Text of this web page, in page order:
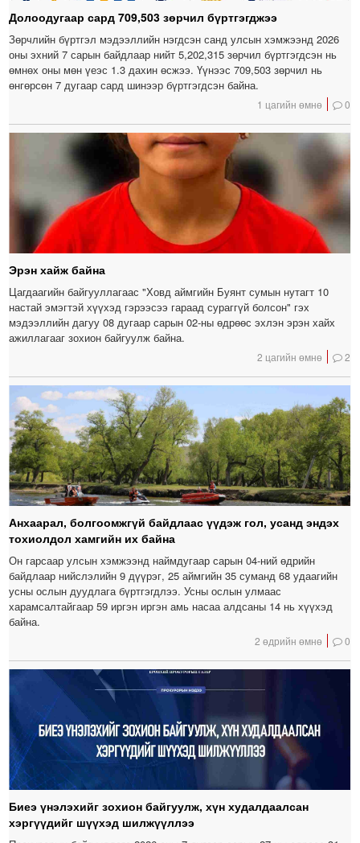
Долоодугаар сард 709,503 зөрчил бүртгэгджээ
Зөрчлийн бүртгэл мэдээллийн нэгдсэн санд улсын хэмжээнд 2026
оны эхний 7 сарын байдлаар нийт 5,202,315 зөрчил бүртгэгдсэн нь
өмнөх оны мөн үеэс 1.3 дахин өсжээ. Үүнээс 709,503 зөрчил нь
өнгөрсөн 7 дугаар сард шинээр бүртгэгдсэн байна.
1 цагийн өмнө 0
Эрэн хайж байна
Цагдаагийн байгууллагаас "Ховд аймгийн Буянт сумын нутагт 10
настай эмэгтэй хүүхэд гэрээсээ гараад сураггүй болсон" гэх
мэдээллийн дагуу 08 дугаар сарын 02-ны өдрөөс эхлэн эрэн хайх
ажиллагааг зохион байгуулж байна.
2 цагийн өмнө 2
Анхаарал, болгоомжгүй байдлаас үүдэж гол, усанд эндэх
тохиолдол хамгийн их байна
Он гарсаар улсын хэмжээнд наймдугаар сарын 04-ний өдрийн
байдлаар нийслэлийн 9 дүүрэг, 25 аймгийн 35 суманд 68 удаагийн
усны ослын дуудлага бүртгэгдлээ. Усны ослын улмаас
харамсалтайгаар 59 иргэн иргэн амь насаа алдсаны 14 нь хүүхэд
байна.
2 өдрийн өмнө 0
Биеэ үнэлэхийг зохион байгуулж, хүн худалдаалсан
хэргүүдийг шүүхэд шилжүүллээ